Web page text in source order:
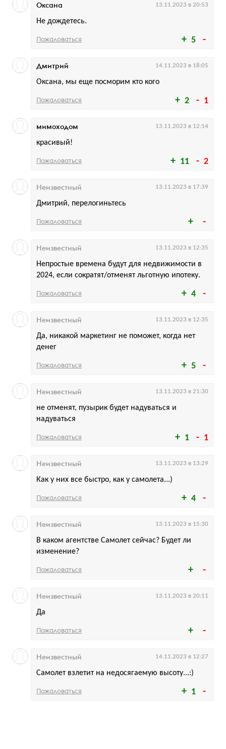
5
Не дождетесь.
Оксана 13.11.2023 в 20:53
Пожаловаться
2 1
Оксана, мы еще посморим кто кого
Дмитрий 14.11.2023 в 18:05
Пожаловаться
11 2
красивый!
мимоходом 13.11.2023 в 12:14
Пожаловаться
Дмитрий, перелогиньтесь
Неизвестный 13.11.2023 в 17:39
Пожаловаться
4
Непростые времена будут для недвижимости в
2024, если сократят/отменят льготную ипотеку.
Неизвестный 13.11.2023 в 12:35
Пожаловаться
5
Да, никакой маркетинг не поможет, когда нет
денег
Неизвестный 13.11.2023 в 12:35
Пожаловаться
1 1
не отменят, пузырик будет надуваться и
надуваться
Неизвестный 13.11.2023 в 21:30
Пожаловаться
4
Как у них все быстро, как у самолета...)
Неизвестный 13.11.2023 в 13:29
Пожаловаться
В каком агентстве Самолет сейчас? Будет ли
изменение?
Неизвестный 13.11.2023 в 15:30
Пожаловаться
Да
Неизвестный 13.11.2023 в 20:11
Пожаловаться
1
Самолет взлетит на недосягаемую высоту...:)
Неизвестный 14.11.2023 в 12:27
Пожаловаться